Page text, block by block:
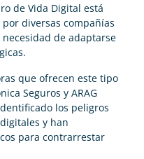
de Vida Digital está
diversas compañías
de adaptarse
que ofrecen este tipo
Seguros y ARAG
los peligros
y han
para contrarrestar